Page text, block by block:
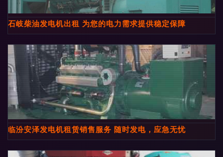
石岐柴油发电机出租 为您的电力需求提供稳定保障
临汾安泽发电机租赁销售服务 随时发电，应急无忧